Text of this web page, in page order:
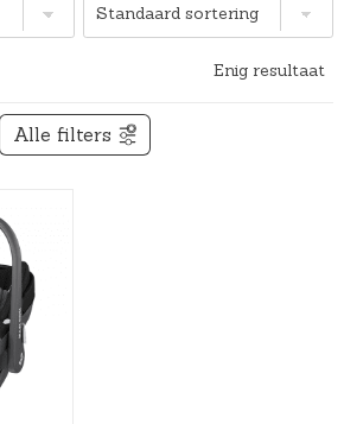
Enig resultaat
Alle filters